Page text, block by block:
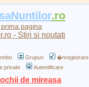
.ro
pagina
Grupuri
�nregistrare
private Autentificare
de mireasa